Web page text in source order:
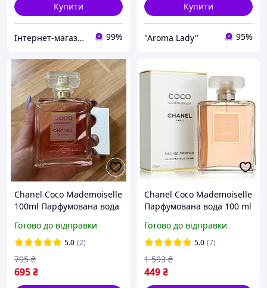
Купити
Інтернет-магазин "Ladys-shop" 99%
Купити
"Aroma Lady" 95%
Chanel Coco Mademoiselle
100ml Парфумована вода
жіночі парфуми Парфум
Аромат Тестер
Готово до відправки
5.0 (2)
695₴
795 ₴
Chanel Coco Mademoiselle
Парфумована вода 100 ml
Мадмуазель) Парфуми
Парфумерія Жіноча
Готово до відправки
5.0 (7)
449₴
1 593 ₴